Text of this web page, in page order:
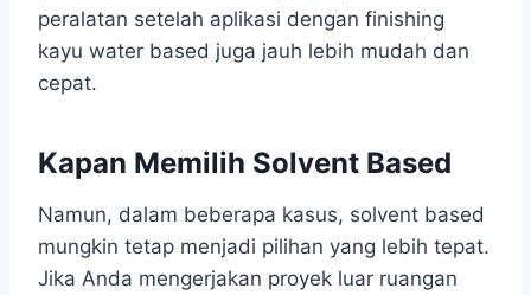
peralatan setelah aplikasi dengan finishing
kayu water based juga jauh lebih mudah dan
cepat.
Kapan Memilih Solvent Based
Namun, dalam beberapa kasus, solvent based
mungkin tetap menjadi pilihan yang lebih tepat.
Jika Anda mengerjakan proyek luar ruangan